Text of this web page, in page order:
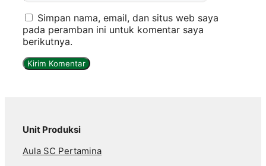
Simpan nama, email, dan situs web saya
pada peramban ini untuk komentar saya
berikutnya.
Unit Produksi
Aula SC Pertamina